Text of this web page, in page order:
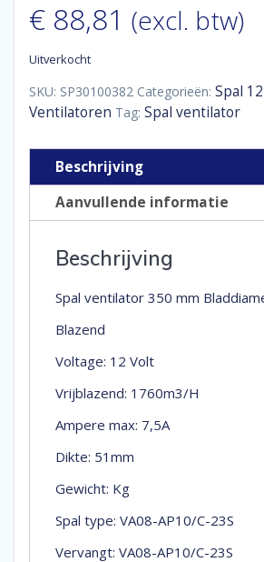
€ 88,81 (excl. btw)
Uitverkocht
SKU: SP30100382 Categorieën: Spal
Ventilatoren Tag: Spal ventilator
Beschrijving
Aanvullende informatie
Beschrijving
Spal ventilator 350 mm
Blazend
Voltage: 12 Volt
Vrijblazend: 1760m3/H
Ampere max: 7,5A
Dikte: 51mm
Gewicht: Kg
Spal type: VA08-AP10/C-23S
Vervangt: VA08-AP10/C-23S